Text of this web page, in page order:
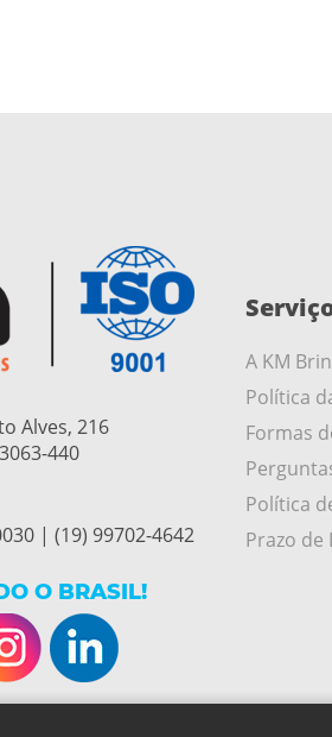
Alves, 216
440
| (19) 99702-4642
O BRASIL!
A KM
Política
Formas
Política
Prazo de